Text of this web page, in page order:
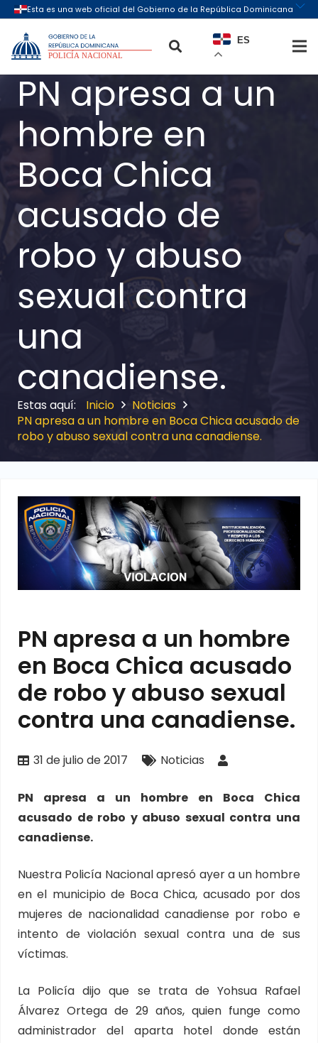
ES
PN apresa a un
hombre en
Boca Chica
acusado de
robo y abuso
sexual contra
una
canadiense.
Inicio
Noticias
PN apresa a un hombre en Boca Chica acusado de
robo y abuso sexual contra una canadiense.
PN apresa a un hombre
en Boca Chica acusado
de robo y abuso sexual
contra una canadiense.
31 de julio de 2017 Noticias
PN apresa a un hombre en Boca Chica
acusado de robo y abuso sexual contra una
canadiense.
Nuestra Policía Nacional apresó ayer a un hombre
en el municipio de Boca Chica, acusado por dos
mujeres de nacionalidad canadiense por robo e
intento de violación sexual contra una de sus
víctimas.
La Policía dijo que se trata de Yohsua Rafael
Álvarez Ortega de 29 años, quien funge como
administrador del aparta hotel donde están